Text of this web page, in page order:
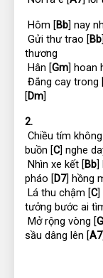
Hôm [Bb] nay
Gửi thư trao [Bb
thương
Hân [Gm] hoan
Đắng cay trong
[Dm]
2.
Chiều tím
buồn [C] nghe
Nhìn xe kết [Bb]
pháo [D7] hồng
Lá thu chậm [C]
tưởng bước ai
Mở rộng vòng [
sầu dâng lên [A7